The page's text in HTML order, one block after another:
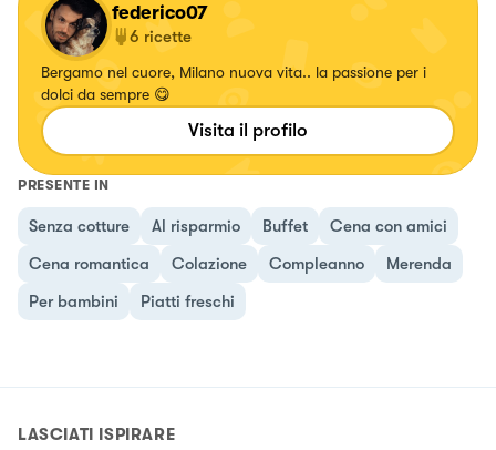
federico07
6 ricette
Bergamo nel cuore, Milano nuova vita.. la passione per i
dolci da sempre 😋
Visita il profilo
PRESENTE IN
Senza cotture Al risparmio Buffet
Cena con amici
Cena romantica
Colazione Compleanno
Merenda
Per bambini
Piatti freschi
LASCIATI ISPIRARE